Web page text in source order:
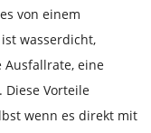
von einem
wasserdicht,
Ausfallrate, eine
Diese Vorteile
wenn es direkt mit